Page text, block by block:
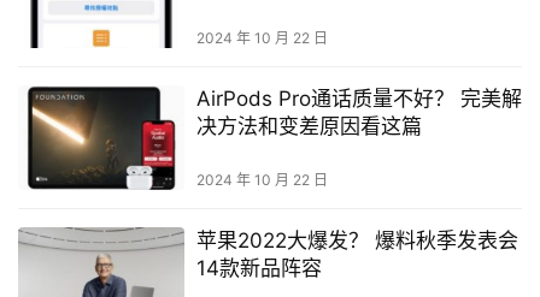
2024 年 10 月 22 日
AirPods Pro通话质量不好？ 完美解
决方法和变差原因看这篇
2024 年 10 月 22 日
苹果2022大爆发？ 爆料秋季发表会
14款新品阵容